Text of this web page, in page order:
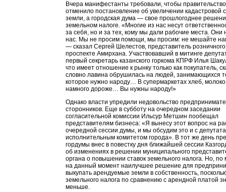
Вчера манифестанты требовали, чтобы
отменило постановление об увеличении кадастровой
земли, а городская дума — свое прошлогоднее
земельном налоге. «Многие из нас несут
за себя, но и за тех, кому мы дали рабочие места. Они
нас. Мы не просим помощи, мы просим: не мешайте
— сказал Сергей Шелестов, представитель
проспекте Амирхана. Участвовавший в митинге
первый секретарь казанского горкома КПРФ Илья
что имеет отношение к рынку только как покупатель,
словно лавина обрушилась на людей, занимающихся
которое нужно народу… В супермаркетах хлеб,
намного дороже… Вы нужны народу!»
Однако власти упредили недовольство
сторонников. Еще в субботу на очередном заседании
согласительной комиссии Ильсур Метшин пообещал
представителям бизнеса: «Я вынесу этот вопрос на
очередной сессии думы, и мы обсудим это и с
исполнительным комитетом города». В тот же день
гордумы внес в повестку дня ближайшей сессии
об изменениях в решении муниципального
органа о повышении ставок земельного налога. Но,
на данный момент наилучшее решение для
выкупать арендуемые земли в собственность,
земельного налога по сравнению с арендной платой
меньше.